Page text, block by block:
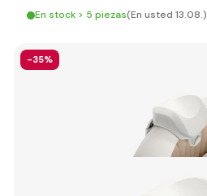
En stock > 5 piezas(En usted 13.08.)
-35%